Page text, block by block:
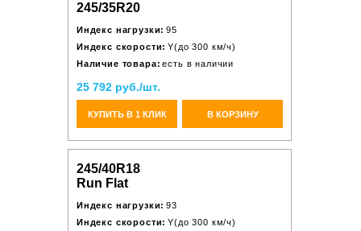
245/35R20
Индекс нагрузки: 95
Индекс скорости: Y(до 300 км/ч)
Наличие товара: есть в наличии
25 792 руб./шт.
КУПИТЬ В 1 КЛИК В КОРЗИНУ
245/40R18
Run Flat
Индекс нагрузки: 93
Индекс скорости: Y(до 300 км/ч)